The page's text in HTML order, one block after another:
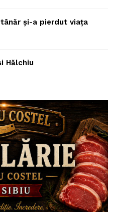
și-a pierdut viața
Hălchiu